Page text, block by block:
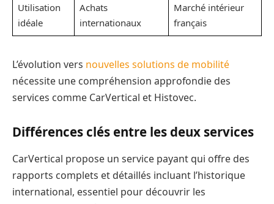
Utilisation
idéale
Achats
internationaux
Marché intérieur
français
L’évolution vers nouvelles solutions de mobilité
nécessite une compréhension approfondie des
services comme CarVertical et Histovec.
Différences clés entre les deux services
CarVertical propose un service payant qui offre des
rapports complets et détaillés incluant l’historique
international, essentiel pour découvrir les